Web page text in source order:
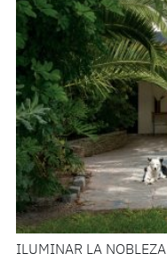
ILUMINAR LA NOBLEZA